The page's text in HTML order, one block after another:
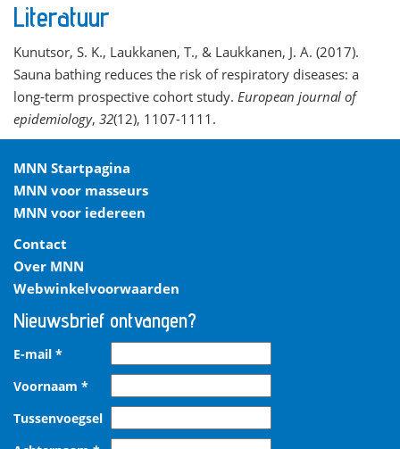
Literatuur
Kunutsor, S. K., Laukkanen, T., & Laukkanen, J. A. (2017).
Sauna bathing reduces the risk of respiratory diseases: a
long-term prospective cohort study. European journal of
epidemiology, 32(12), 1107-1111.
MNN Startpagina
MNN voor masseurs
MNN voor iedereen
Contact
Over MNN
Webwinkelvoorwaarden
Nieuwsbrief ontvangen?
E-mail *
Voornaam *
Tussenvoegsel